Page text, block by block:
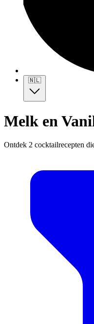
🇳🇱
Melk en
Ontdek 2 cocktailrecepten